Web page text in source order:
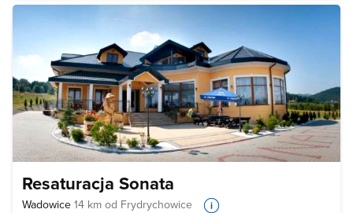
Resaturacja Sonata
Wadowice 14 km od Frydrychowice